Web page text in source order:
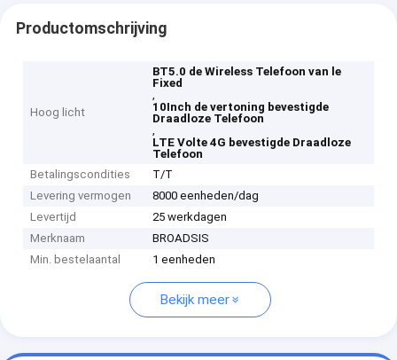
Productomschrijving
Hoog licht
BT5.0 de Wireless Telefoon van le
Fixed
,
10Inch de vertoning bevestigde
Draadloze Telefoon
,
LTE Volte 4G bevestigde Draadloze
Telefoon
Betalingscondities
T/T
Levering vermogen
8000 eenheden/dag
Levertijd
25 werkdagen
Merknaam
BROADSIS
Min. bestelaantal
1 eenheden
Bekijk meer